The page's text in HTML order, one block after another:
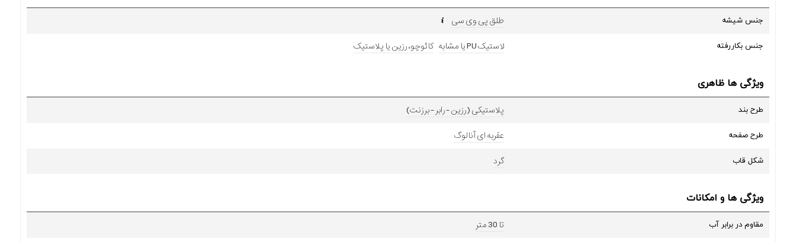
جنس شیشه طلق پی وی سی
جنس بکاررفته لاستیک PU یا مشابه کائوچو، رزین یا پلاستیک
ویژگی ها ظاهری
طرح بند پلاستیکی (رزین - رابر - برزنت)
طرح صفحه عقربه ای آنالوگ
شکل قاب گرد
ویژگی ها و امکانات
مقاوم در برابر آب تا 30 متر